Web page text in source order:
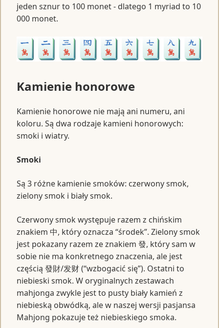
jeden sznur to 100 monet - dlatego 1 myriad to 10
000 monet.
Kamienie honorowe
Kamienie honorowe nie mają ani numeru, ani
koloru. Są dwa rodzaje kamieni honorowych:
smoki i wiatry.
Smoki
Są 3 różne kamienie smoków: czerwony smok,
zielony smok i biały smok.
Czerwony smok występuje razem z chińskim
znakiem 中, który oznacza “środek”. Zielony smok
jest pokazany razem ze znakiem 發, który sam w
sobie nie ma konkretnego znaczenia, ale jest
częścią 發財/发财 (“wzbogacić się”). Ostatni to
niebieski smok. W oryginalnych zestawach
mahjonga zwykle jest to pusty biały kamień z
niebieską obwódką, ale w naszej wersji pasjansa
Mahjong pokazuje też niebieskiego smoka.